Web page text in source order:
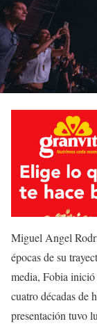
Miguel Angel
épocas de su
media, Fobia inició
cuatro décadas de
presentación tuvo